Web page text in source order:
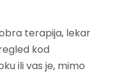
terapija, lekar
kod
ili vas je, mimo